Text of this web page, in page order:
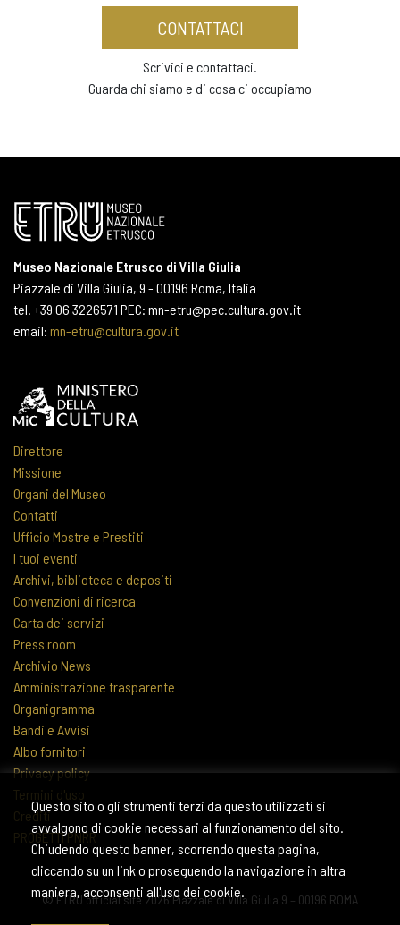
Questo sito o gli strumenti terzi da questo utilizzati si
avvalgono di cookie necessari al funzionamento del sito.
Chiudendo questo banner, scorrendo questa pagina,
cliccando su un link o proseguendo la navigazione in altra
maniera, acconsenti all'uso dei cookie.
CONTATTACI
Scrivici e contattaci.
Guarda chi siamo e di cosa ci occupiamo
Museo Nazionale Etrusco di Villa Giulia
Piazzale di Villa Giulia, 9 - 00196 Roma, Italia
tel. +39 06 3226571 PEC: mn-etru@pec.cultura.gov.it
email: mn-etru@cultura.gov.it
Direttore
Missione
Organi del Museo
Contatti
Ufficio Mostre e Prestiti
I tuoi eventi
Archivi, biblioteca e depositi
Convenzioni di ricerca
Carta dei servizi
Press room
Archivio News
Amministrazione trasparente
Organigramma
Bandi e Avvisi
Albo fornitori
Privacy policy
Termini d'uso
Crediti
PROGETTI PNRR
© ETRU official site 2026 Piazzale di Villa Giulia 9 – 00196 ROMA